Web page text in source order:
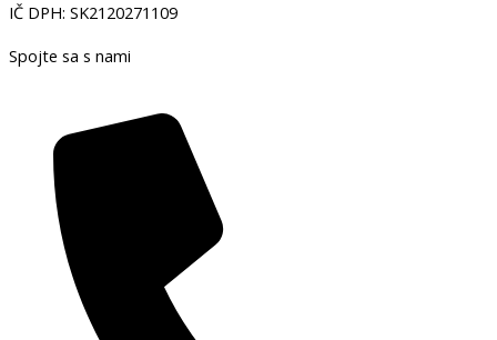
IČ DPH: SK2120271109
Spojte sa s nami